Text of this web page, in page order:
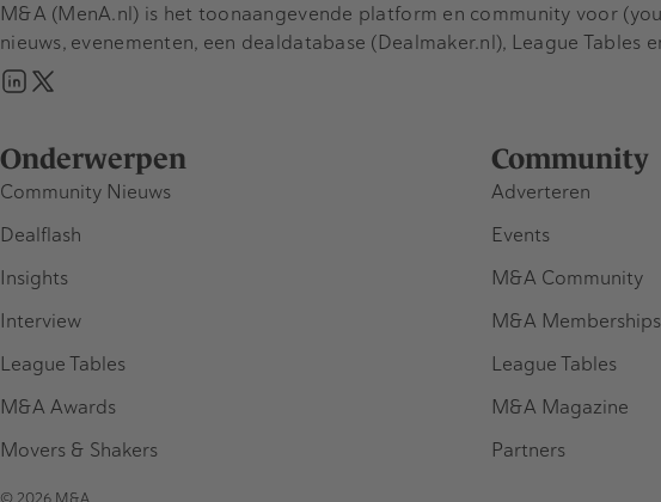
Onderwerpen
Community Nieuws
Dealflash
Insights
Interview
League Tables
M&A Awards
Movers & Shakers
Community
Adverteren
Events
M&A Community
M&A Memberships
League Tables
M&A Magazine
Partners
M&A (MenA.nl) is het toonaangevende platform en community voor
nieuws, evenementen, een dealdatabase (Dealmaker.nl), League Tables
© 2026 M&A